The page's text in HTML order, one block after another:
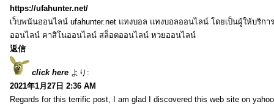
https://ufahunter.net/
เว็บพนันออนไลน์ ufahunter.net แทงบอล แทงบอลออนไลน์ โดยเป็นผู้ให้บริกา
ออนไลน์ คาสิโนออนไลน์ สล็อตออนไลน์ หวยออนไลน์
返信
click here より:
2021年1月27日 2:36 AM
Regards for this terrific post, I am glad I discovered this web site on